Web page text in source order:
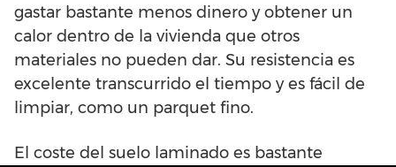
gastar bastante menos dinero y obtener un
calor dentro de la vivienda que otros
materiales no pueden dar. Su resistencia es
excelente transcurrido el tiempo y es fácil de
limpiar, como un parquet fino.
El coste del suelo laminado es bastante